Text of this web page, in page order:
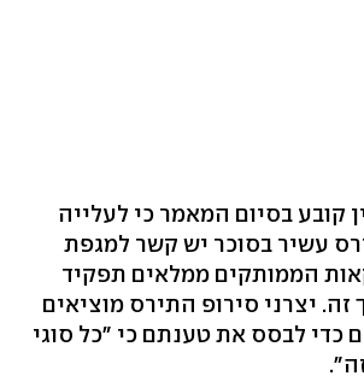
קובע בסיום המאמר כי לעלייה
עשיר בסוכר יש קשר למגפת
הממותקים ממלאים תפקיד
יצרני סירופ התירס מוציאים
כדי לבסס את טענתם כי "כל סוגי